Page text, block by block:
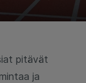
pitävät
ja